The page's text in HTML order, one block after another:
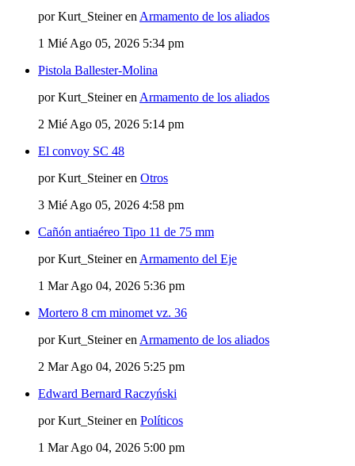
por Kurt_Steiner en Armamento de los aliados
1 Mié Ago 05, 2026 5:34 pm
Pistola Ballester-Molina
por Kurt_Steiner en Armamento de los aliados
2 Mié Ago 05, 2026 5:14 pm
El convoy SC 48
por Kurt_Steiner en Otros
3 Mié Ago 05, 2026 4:58 pm
Cañón antiaéreo Tipo 11 de 75 mm
por Kurt_Steiner en Armamento del Eje
1 Mar Ago 04, 2026 5:36 pm
Mortero 8 cm minomet vz. 36
por Kurt_Steiner en Armamento de los aliados
2 Mar Ago 04, 2026 5:25 pm
Edward Bernard Raczyński
por Kurt_Steiner en Políticos
1 Mar Ago 04, 2026 5:00 pm